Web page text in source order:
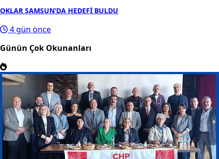
OKLAR SAMSUN’DA HEDEFİ BULDU
4 gün önce
Günün Çok Okunanları